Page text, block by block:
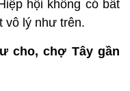
hội không có bất
vô lý như trên.
cho, chợ Tây gần